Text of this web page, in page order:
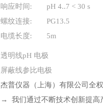
响应时间:
pH 4..7 < 30 s
螺纹连接:
PG13.5
电缆长度: 5m
透明线pH 电极
屏蔽线参比电极
杰普仪器（上海）有限公司全
→ 我们通过不断技术创新提高